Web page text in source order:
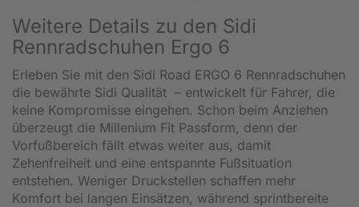
Weitere Details zu den Sidi
Rennradschuhen Ergo 6
Erleben Sie mit den Sidi Road ERGO 6 Rennradschuhen
die bewährte Sidi Qualität – entwickelt für Fahrer, die
keine Kompromisse eingehen. Schon beim Anziehen
überzeugt die Millenium Fit Passform, denn der
Vorfußbereich fällt etwas weiter aus, damit
Zehenfreiheit und eine entspannte Fußsituation
entstehen. Weniger Druckstellen schaffen mehr
Komfort bei langen Einsätzen, während sprintbereite